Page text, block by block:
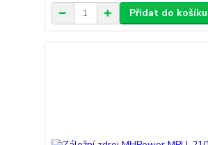
Přidat do košíku